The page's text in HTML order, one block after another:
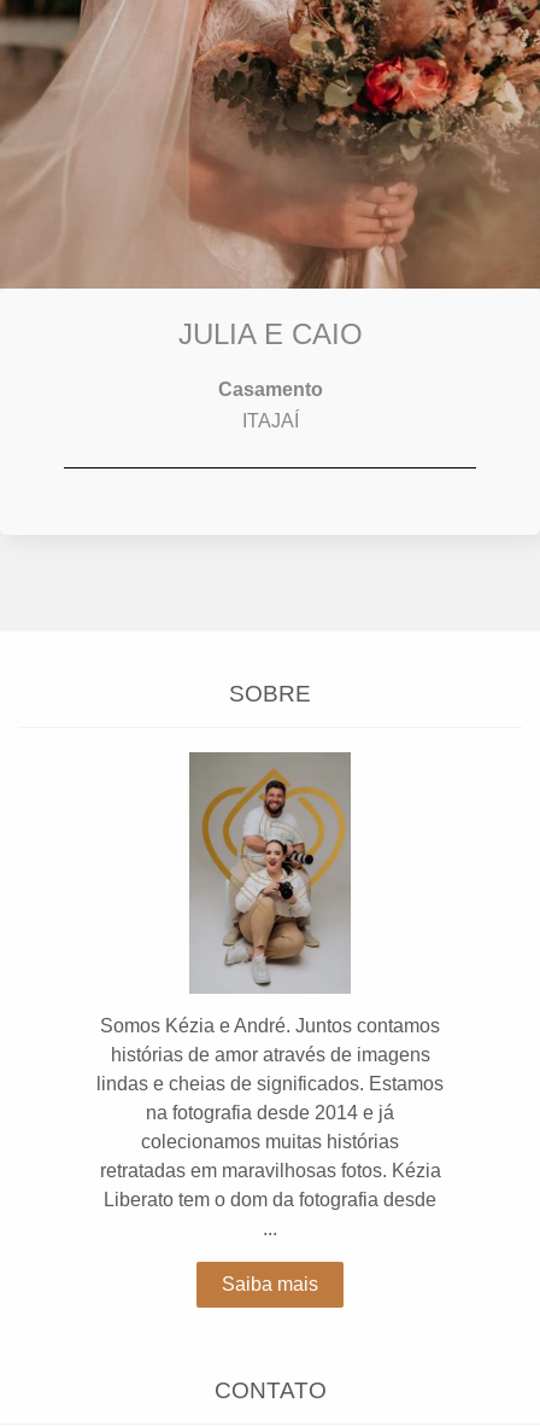
JULIA E CAIO
Casamento
ITAJAÍ
SOBRE
Somos Kézia e André. Juntos contamos
histórias de amor através de imagens
lindas e cheias de significados. Estamos
na fotografia desde 2014 e já
colecionamos muitas histórias
retratadas em maravilhosas fotos. Kézia
Liberato tem o dom da fotografia desde
...
Saiba mais
CONTATO